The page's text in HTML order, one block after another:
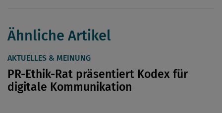
Ähnliche Artikel
AKTUELLES & MEINUNG
PR-Ethik-Rat präsentiert Kodex für
digitale Kommunikation